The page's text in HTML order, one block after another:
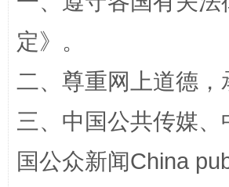
定》。
二、尊重网上道德
三、中国公共传媒
国公众新闻China